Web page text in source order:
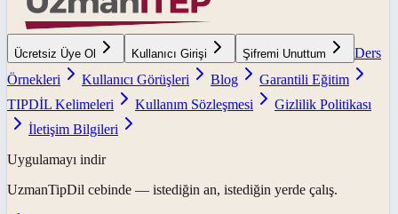
Ücretsiz Üye Ol Kullanıcı Girişi Şifremi Unuttum
Ders
Örnekleri
Kullanıcı Görüşleri Blog
Garantili Eğitim
TIPDİL Kelimeleri
Kullanım Sözleşmesi
Gizlilik Politikası
İletişim Bilgileri
Uygulamayı indir
UzmanTipDil cebinde — istediğin an, istediğin yerde çalış.